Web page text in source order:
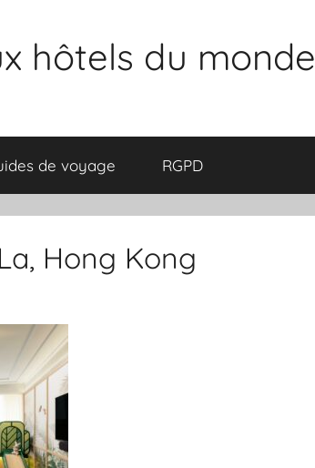
hôtels du monde
de voyage RGPD
Hong Kong